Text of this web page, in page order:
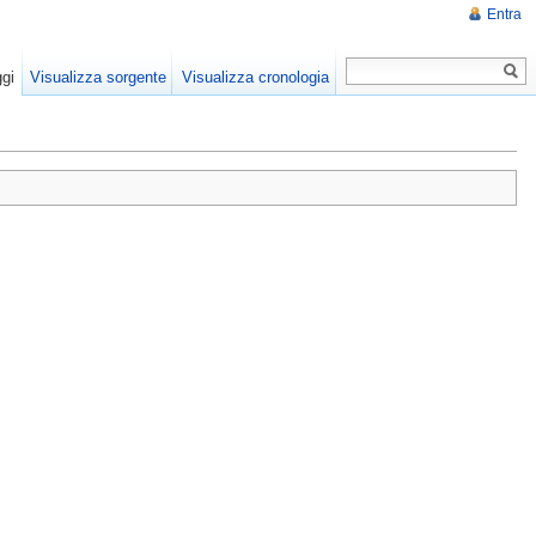
Entra
Visualizza sorgente Visualizza cronologia